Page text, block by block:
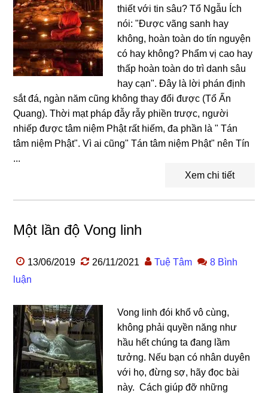
thiết với tin sâu? Tổ Ngẫu Ích
nói: "Được vãng sanh hay
không, hoàn toàn do tín nguyện
có hay không? Phẩm vị cao hay
thấp hoàn toàn do trì danh sâu
hay cạn". Đây là lời phán định
sắt đá, ngàn năm cũng không thay đổi được (Tổ Ấn
Quang). Thời mạt pháp đẫy rẫy phiền trược, người
nhiếp được tâm niệm Phật rất hiếm, đa phần là " Tán
tâm niệm Phật". Vì ai cũng" Tán tâm niệm Phật" nên Tín
...
Xem chi tiết
Một lần độ Vong linh
13/06/2019 26/11/2021 Tuệ Tâm
8 Bình
luận
Vong linh đói khổ vô cùng,
không phải quyền năng như
hầu hết chúng ta đang lầm
tưởng. Nếu bạn có nhân duyên
với họ, đừng sợ, hãy đọc bài
này. Cách giúp đỡ những